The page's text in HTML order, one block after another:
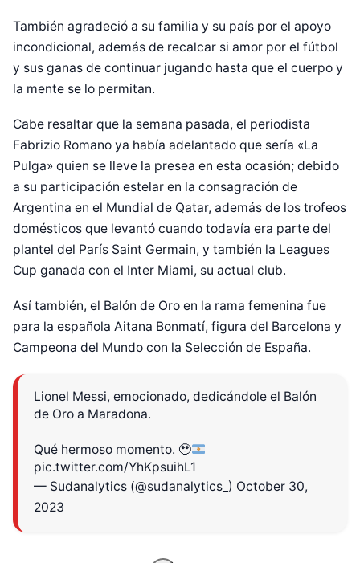
También agradeció a su familia y su país por el apoyo
incondicional, además de recalcar si amor por el fútbol
y sus ganas de continuar jugando hasta que el cuerpo y
la mente se lo permitan.
Cabe resaltar que la semana pasada, el periodista
Fabrizio Romano ya había adelantado que sería «La
Pulga» quien se lleve la presea en esta ocasión; debido
a su participación estelar en la consagración de
Argentina en el Mundial de Qatar, además de los trofeos
domésticos que levantó cuando todavía era parte del
plantel del París Saint Germain, y también la Leagues
Cup ganada con el Inter Miami, su actual club.
Así también, el Balón de Oro en la rama femenina fue
para la española Aitana Bonmatí, figura del Barcelona y
Campeona del Mundo con la Selección de España.
Lionel Messi, emocionado, dedicándole el Balón
de Oro a Maradona.
Qué hermoso momento. 🥹
pic.twitter.com/YhKpsuihL1
— Sudanalytics (@sudanalytics_) October 30,
2023